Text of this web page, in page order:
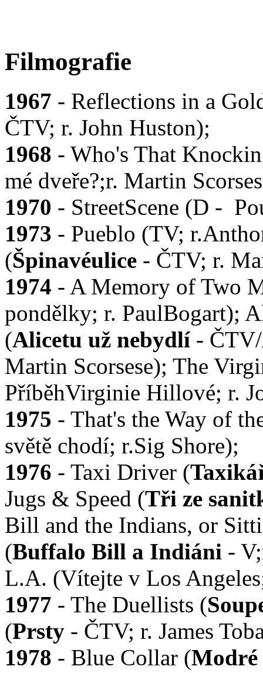
Filmografie
1967 - Reflections in a
ČTV; r. John Huston);
1968 - Who's That
mé dveře?;r. Martin
1970 - StreetScene (D -
1973 - Pueblo (TV;
(Špinavéulice - ČTV; r.
1974 - A Memory of Two
pondělky; r. PaulBogart);
(Alicetu už nebydlí- ČTV/
Martin Scorsese); The
PříběhVirginie Hillové; r.
1975 - That's the Way of
světě chodí; r.Sig Shore);
1976 - Taxi Driver (
Jugs & Speed (Tři ze
Bill and the Indians, or
(Buffalo Bill a Indiáni -
L.A. (Vítejte v Los
1977 - The Duellists (
(Prsty - ČTV; r. James
1978 - Blue Collar (Modré